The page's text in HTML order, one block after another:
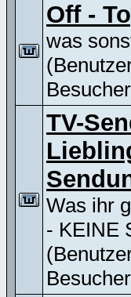
Off -
was
TV-
Was ihr
- KEINE